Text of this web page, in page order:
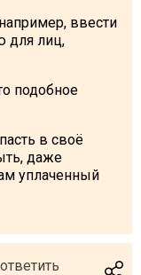
ввести
для лиц,
подобное
в своё
даже
уплаченный
ответить